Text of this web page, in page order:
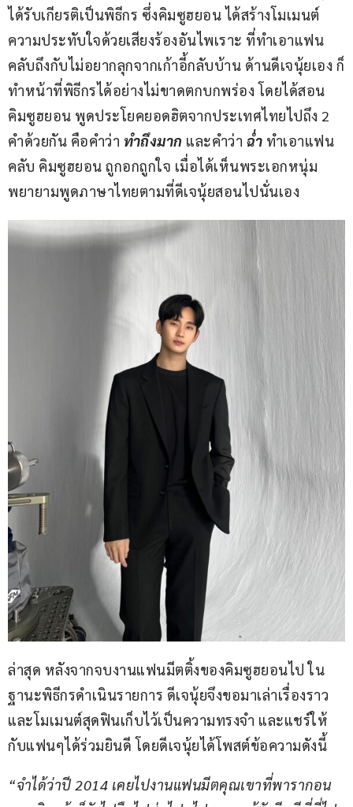
ได้รับเกียรติเป็นพิธีกร ซึ่งคิมซูฮยอน ได้สร้างโมเมนต์
ความประทับใจด้วยเสียงร้องอันไพเราะ ที่ทำเอาแฟน
คลับถึงกับไม่อยากลุกจากเก้าอี้กลับบ้าน ด้านดีเจนุ้ยเอง ก็
ทำหน้าที่พิธีกรได้อย่างไม่ขาดตกบกพร่อง โดยได้สอน
คิมซูฮยอน พูดประโยคยอดฮิตจากประเทศไทยไปถึง 2
คำด้วยกัน คือคำว่า ทำถึงมาก และคำว่า ฉ่ำ ทำเอาแฟน
คลับ คิมซูฮยอน ถูกอกถูกใจ เมื่อได้เห็นพระเอกหนุ่ม
พยายามพูดภาษาไทยตามที่ดีเจนุ้ยสอนไปนั่นเอง
ล่าสุด หลังจากจบงานแฟนมีตติ้งของคิมซูฮยอนไป ใน
ฐานะพิธีกรดำเนินรายการ ดีเจนุ้ยจึงขอมาเล่าเรื่องราว
และโมเมนต์สุดฟินเก็บไว้เป็นความทรงจำ และแชร์ให้
กับแฟนๆได้ร่วมยินดี โดยดีเจนุ้ยได้โพสต์ข้อความดังนี้
“จำได้ว่าปี 2014 เคยไปงานแฟนมีตคุณเขาที่พารากอน